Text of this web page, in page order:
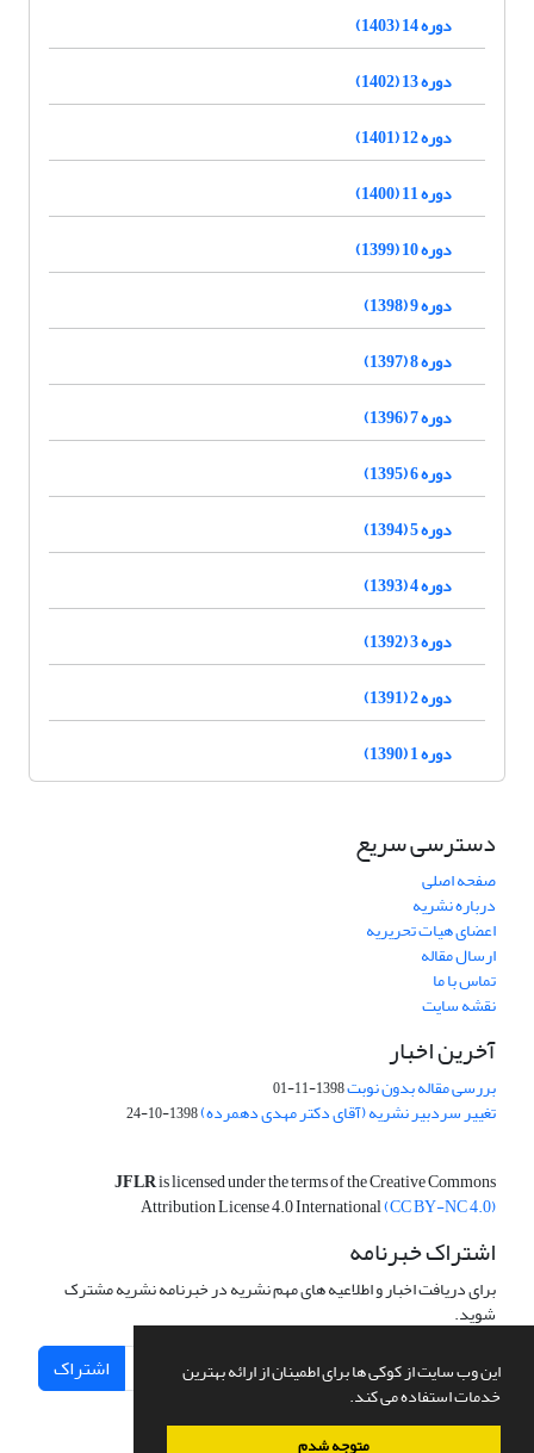
این وب سایت از کوکی ها برای اطمینان از ارائه بهترین
خدمات استفاده می کند.
متوجه شدم
دوره 14 (1403)
دوره 13 (1402)
دوره 12 (1401)
دوره 11 (1400)
دوره 10 (1399)
دوره 9 (1398)
دوره 8 (1397)
دوره 7 (1396)
دوره 6 (1395)
دوره 5 (1394)
دوره 4 (1393)
دوره 3 (1392)
دوره 2 (1391)
دوره 1 (1390)
دسترسی سریع
صفحه اصلی
درباره نشریه
اعضای هیات تحریریه
ارسال مقاله
تماس با ما
نقشه سایت
آخرین اخبار
بررسی مقاله بدون نوبت1398-11-01
تغییر سردبیر نشریه (آقای دکتر مهدی دهمرده)1398-10-24
JFLRis licensed under the terms of the Creative Commons
Attribution License 4.0 International(CC BY-NC 4.0)
اشتراک خبرنامه
برای دریافت اخبار و اطلاعیه های مهم نشریه در خبرنامه نشریه مشترک
شوید.
اشتراک